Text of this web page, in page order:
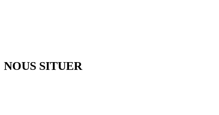
NOUS SITUER